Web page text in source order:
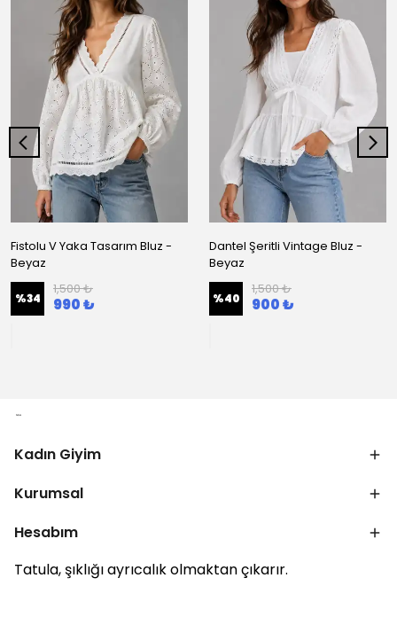
Fistolu V Yaka Tasarım Bluz -
Beyaz
%34
1,500 ₺
990 ₺
Dantel Şeritli Vintage Bluz -
Beyaz
%40
1,500 ₺
900 ₺
Kadın Giyim
Kurumsal
Hesabım
Tatula, şıklığı ayrıcalık olmaktan çıkarır.